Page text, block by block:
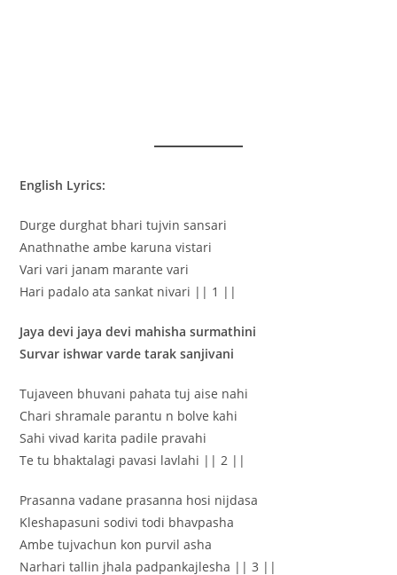
English Lyrics:
Durge durghat bhari tujvin sansari
Anathnathe ambe karuna vistari
Vari vari janam marante vari
Hari padalo ata sankat nivari || 1 ||
Jaya devi jaya devi mahisha surmathini
Survar ishwar varde tarak sanjivani
Tujaveen bhuvani pahata tuj aise nahi
Chari shramale parantu n bolve kahi
Sahi vivad karita padile pravahi
Te tu bhaktalagi pavasi lavlahi || 2 ||
Prasanna vadane prasanna hosi nijdasa
Kleshapasuni sodivi todi bhavpasha
Ambe tujvachun kon purvil asha
Narhari tallin jhala padpankajlesha || 3 ||